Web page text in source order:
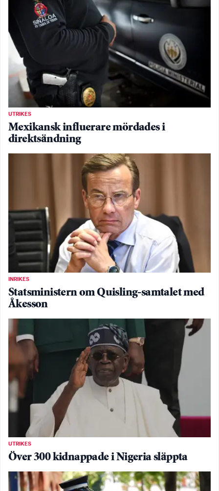
UTRIKES
Mexikansk influerare mördades i
direktsändning
INRIKES
Statsministern om Quisling-samtalet med
Åkesson
UTRIKES
Över 300 kidnappade i Nigeria släppta